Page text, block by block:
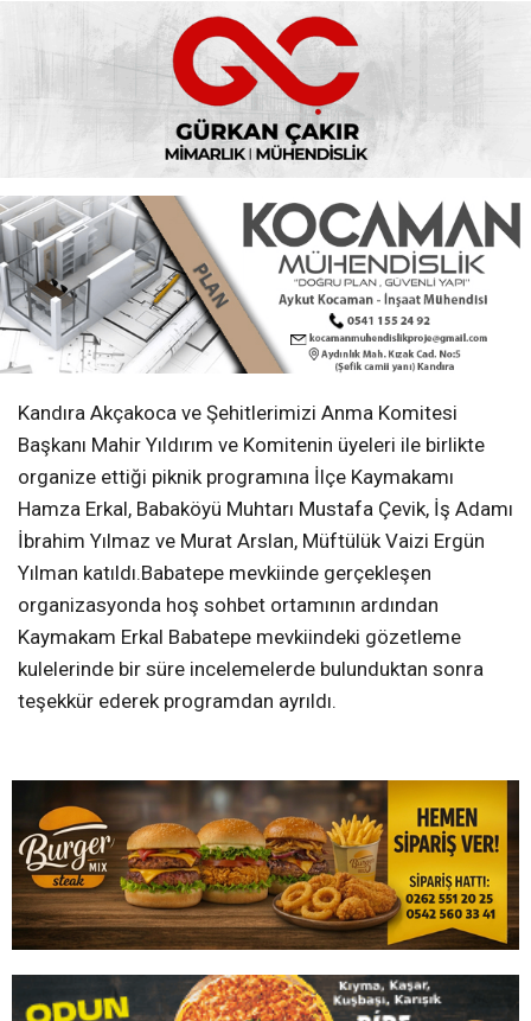
Kandıra Akçakoca ve Şehitlerimizi Anma Komitesi
Başkanı Mahir Yıldırım ve Komitenin üyeleri ile birlikte
organize ettiği piknik programına İlçe Kaymakamı
Hamza Erkal, Babaköyü Muhtarı Mustafa Çevik, İş Adamı
İbrahim Yılmaz ve Murat Arslan, Müftülük Vaizi Ergün
Yılman katıldı.Babatepe mevkiinde gerçekleşen
organizasyonda hoş sohbet ortamının ardından
Kaymakam Erkal Babatepe mevkiindeki gözetleme
kulelerinde bir süre incelemelerde bulunduktan sonra
teşekkür ederek programdan ayrıldı.